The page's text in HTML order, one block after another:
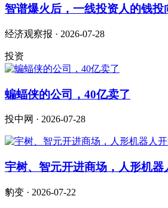
智谱爆火后，一线投资人的钱投
经济观察报 · 2026-07-28
投资
蝙蝠侠的公司，40亿卖了
投中网 · 2026-07-28
宇树、智元开进商场，人形机器
豹变 · 2026-07-22